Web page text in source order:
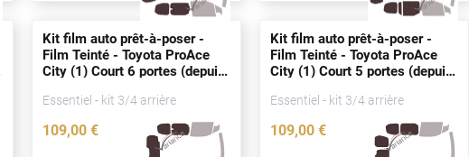
Kit film auto prêt-à-poser -
Film Teinté - Toyota ProAce
City (1) Court 6portes (depuis
Essentiel - kit 3/4 arrière
109,00 €
5224-TOY
Kit film auto prêt-à-poser -
Film Teinté - Toyota ProAce
City (1) Court 5portes (depuis
Essentiel - kit 3/4 arrière
109,00 €